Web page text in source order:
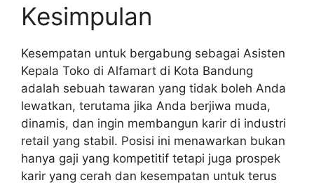
Kesimpulan
Kesempatan untuk bergabung sebagai Asisten
Kepala Toko di Alfamart di Kota Bandung
adalah sebuah tawaran yang tidak boleh Anda
lewatkan, terutama jika Anda berjiwa muda,
dinamis, dan ingin membangun karir di industri
retail yang stabil. Posisi ini menawarkan bukan
hanya gaji yang kompetitif tetapi juga prospek
karir yang cerah dan kesempatan untuk terus